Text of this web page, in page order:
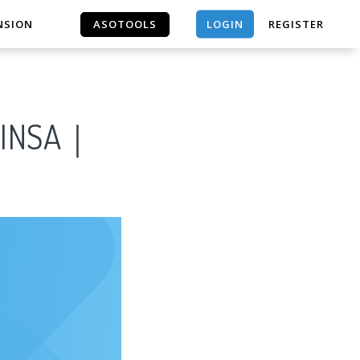
ASOTOOLS LOGIN REGISTER
｜